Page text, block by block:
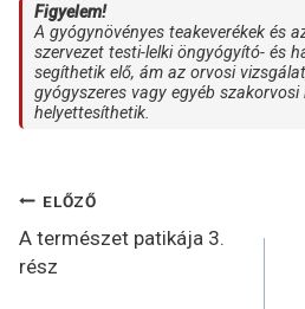
Figyelem!
A gyógynövényes teakeverékek és
szervezet testi-lelki öngyógyító- és
segíthetik elő, ám az orvosi
gyógyszeres vagy egyéb szakorvosi
helyettesíthetik.
Bejegyzés
navigáció
ELŐZŐ
A természet patikája 3.
rész